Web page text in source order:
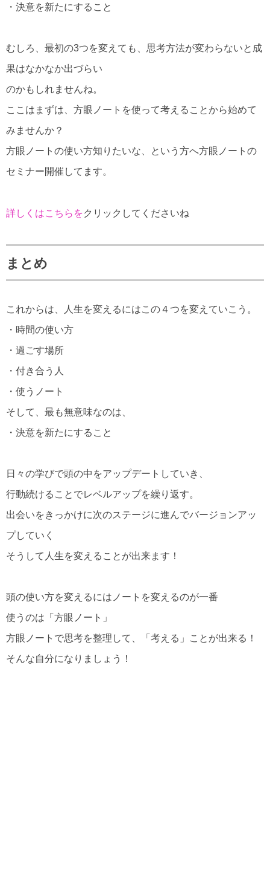
・決意を新たにすること
むしろ、最初の3つを変えても、思考方法が変わらないと成
果はなかなか出づらい
のかもしれませんね。
ここはまずは、方眼ノートを使って考えることから始めて
みませんか？
方眼ノートの使い方知りたいな、という方へ方眼ノートの
セミナー開催してます。
詳しくはこちらをクリックしてくださいね
まとめ
これからは、人生を変えるにはこの４つを変えていこう。
・時間の使い方
・過ごす場所
・付き合う人
・使うノート
そして、最も無意味なのは、
・決意を新たにすること
日々の学びで頭の中をアップデートしていき、
行動続けることでレベルアップを繰り返す。
出会いをきっかけに次のステージに進んでバージョンアッ
プしていく
そうして人生を変えることが出来ます！
頭の使い方を変えるにはノートを変えるのが一番
使うのは「方眼ノート」
方眼ノートで思考を整理して、「考える」ことが出来る！
そんな自分になりましょう！